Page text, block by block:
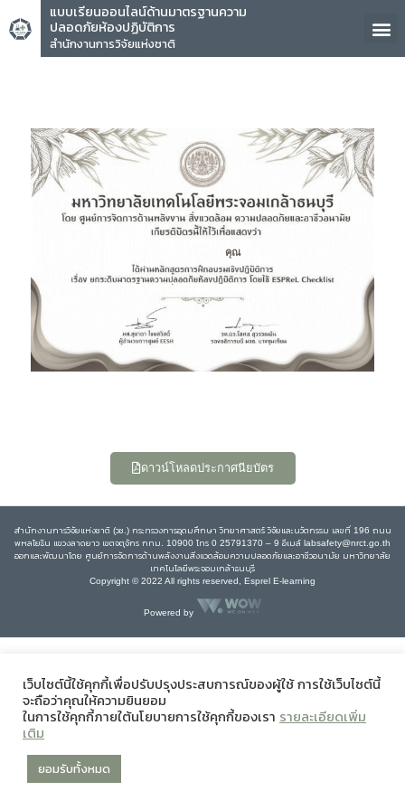
แบบเรียนออนไลน์ด้านมาตรฐานความ
ปลอดภัยห้องปฏิบัติการ
สำนักงานการวิจัยแห่งชาติ
คุณ
ดาวน์โหลดประกาศนียบัตร
สำนักงานการวิจัยแห่งชาติ (วช.) กระทรวงการอุดมศึกษา วิทยาศาสตร์ วิจัยและนวัตกรรม เลขที่ 196 ถนน
พหลโยธิน แขวงลาดยาว เขตจตุจักร กทม. 10900 โทร 0 25791370 – 9 อีเมล์ labsafety@nrct.go.th
ออกและพัฒนาโดย ศูนย์การจัดการด้านพลังงานสิ่งแวดล้อมความปลอดภัยและอาชีวอนามัย มหาวิทยาลัย
เทคโนโลยีพระจอมเกล้าธนบุรี
Copyright © 2022 All rights reserved, Esprel E-learning
Powered by
เว็บไซต์นี้ใช้คุกกี้เพื่อปรับปรุงประสบการณ์ของผู้ใช้ การใช้เว็บไซต์นี้
จะถือว่าคุณให้ความยินยอม
ในการใช้คุกกี้ภายใต้นโยบายการใช้คุกกี้ของเรา รายละเอียดเพิ่ม
เติม
ยอมรับทั้งหมด